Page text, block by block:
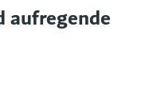
aufregende